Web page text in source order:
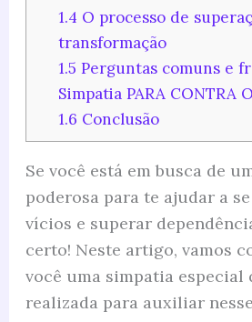
1.4 O processo de
transformação
1.5 Perguntas comuns e
Simpatia PARA CONTRA
1.6 Conclusão
Se você está em busca de
poderosa para te ajudar a
vícios e superar
certo! Neste artigo, vamos
você uma simpatia especial
realizada para auxiliar